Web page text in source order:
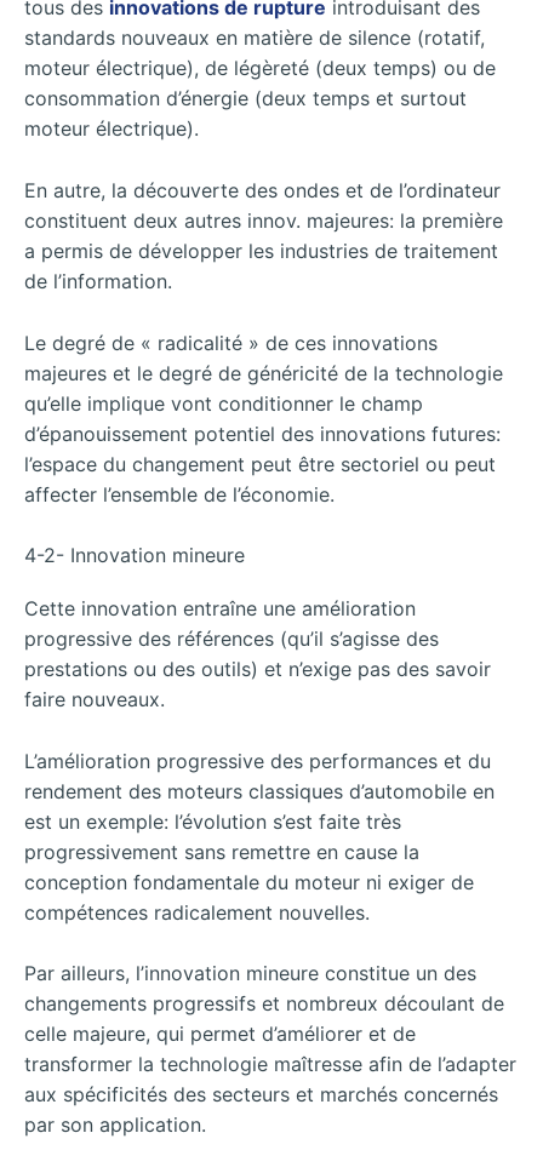
tous des innovations de rupture introduisant des
standards nouveaux en matière de silence (rotatif,
moteur électrique), de légèreté (deux temps) ou de
consommation d’énergie (deux temps et surtout
moteur électrique).
En autre, la découverte des ondes et de l’ordinateur
constituent deux autres innov. majeures: la première
a permis de développer les industries de traitement
de l’information.
Le degré de « radicalité » de ces innovations
majeures et le degré de généricité de la technologie
qu’elle implique vont conditionner le champ
d’épanouissement potentiel des innovations futures:
l’espace du changement peut être sectoriel ou peut
affecter l’ensemble de l’économie.
4-2- Innovation mineure
Cette innovation entraîne une amélioration
progressive des références (qu’il s’agisse des
prestations ou des outils) et n’exige pas des savoir
faire nouveaux.
L’amélioration progressive des performances et du
rendement des moteurs classiques d’automobile en
est un exemple: l’évolution s’est faite très
progressivement sans remettre en cause la
conception fondamentale du moteur ni exiger de
compétences radicalement nouvelles.
Par ailleurs, l’innovation mineure constitue un des
changements progressifs et nombreux découlant de
celle majeure, qui permet d’améliorer et de
transformer la technologie maîtresse afin de l’adapter
aux spécificités des secteurs et marchés concernés
par son application.